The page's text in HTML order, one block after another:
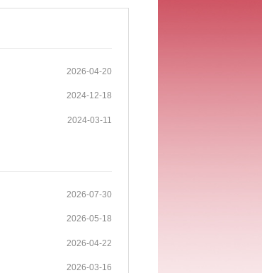
2026-04-20
2024-12-18
2024-03-11
2026-07-30
2026-05-18
2026-04-22
2026-03-16